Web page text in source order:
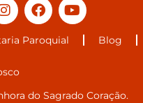
Paroquial Blog
do Sagrado Coração.